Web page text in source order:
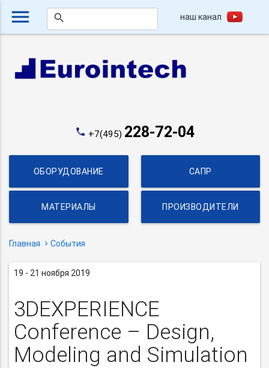
menu search наш канал
phone +7(495) 228-72-04
ОБОРУДОВАНИЕ САПР
МАТЕРИАЛЫ ПРОИЗВОДИТЕЛИ
Главная События
19 - 21 ноября 2019
3DEXPERIENCE
Conference – Design,
Modeling and Simulation